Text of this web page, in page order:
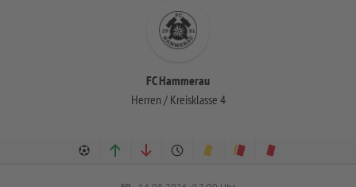
FC Hammerau
Herren / Kreisklasse 4